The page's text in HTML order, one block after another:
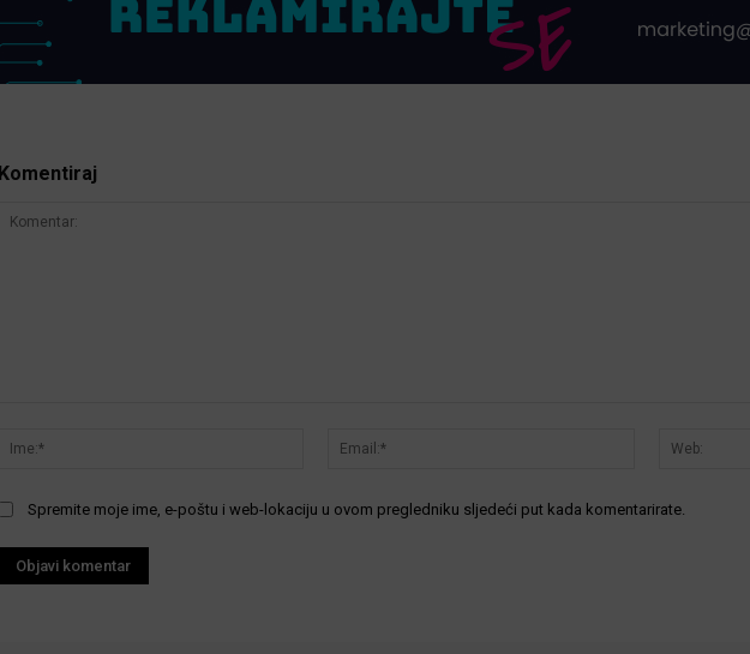
Komentiraj
Ime:*
Email:*
Spremite moje ime, e-poštu i web-lokaciju u ovom pregledniku sljedeći put kada komentarirate.